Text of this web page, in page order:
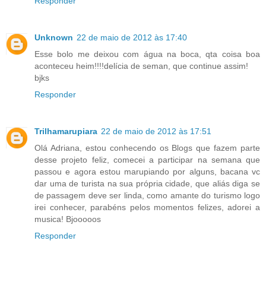
Unknown 22 de maio de 2012 às 17:40
Esse bolo me deixou com água na boca, qta coisa boa
aconteceu heim!!!!delícia de seman, que continue assim!
bjks
Responder
Trilhamarupiara 22 de maio de 2012 às 17:51
Olá Adriana, estou conhecendo os Blogs que fazem parte
desse projeto feliz, comecei a participar na semana que
passou e agora estou marupiando por alguns, bacana vc
dar uma de turista na sua própria cidade, que aliás diga se
de passagem deve ser linda, como amante do turismo logo
irei conhecer, parabéns pelos momentos felizes, adorei a
musica! Bjooooos
Responder